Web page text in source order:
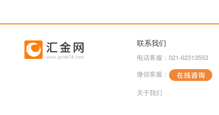
联系我们
电话客服：021-62313553
微信客服：
关于我们